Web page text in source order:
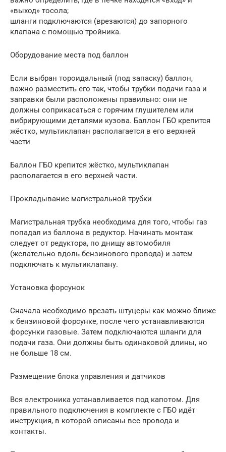
«выход» тосола;
шланги подключаются (врезаются) до запорного
клапана с помощью тройника.
Оборудование места под баллон
Если выбран тороидальный (под запаску) баллон,
важно разместить его так, чтобы трубки подачи газа и
заправки были расположены правильно: они не
должны соприкасаться с горячим глушителем или
вибрирующими деталями кузова. Баллон ГБО крепится
жёстко, мультиклапан располагается в его верхней
части
Баллон ГБО крепится жёстко, мультиклапан
располагается в его верхней части.
Прокладывание магистральной трубки
Магистральная трубка необходима для того, чтобы газ
попадал из баллона в редуктор. Начинать монтаж
следует от редуктора, по днищу автомобиля
(желательно вдоль бензинового провода) и затем
подключать к мультиклапану.
Установка форсунок
Сначала необходимо врезать штуцеры как можно ближе
к бензиновой форсунке, после чего устанавливаются
форсунки газовые. Затем подключаются шланги для
подачи газа. Они должны быть одинаковой длины, но
не больше 18 см.
Размещение блока управления и датчиков
Вся электроника устанавливается под капотом. Для
правильного подключения в комплекте с ГБО идёт
инструкция, в которой описаны все провода и
контакты.